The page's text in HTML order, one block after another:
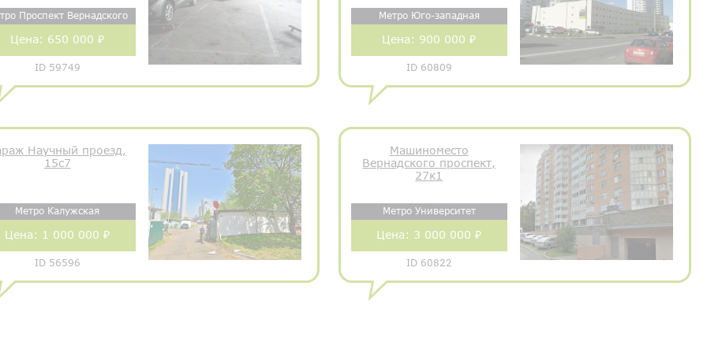
Проспект Вернадского
Цена: 650 000 ₽
ID 59749
Метро Юго-западная
Цена: 900 000 ₽
ID 60809
Научный проезд,
15с7
Метро Калужская
Цена: 1 000 000 ₽
ID 56596
Машиноместо
Вернадского проспект,
27к1
Метро Университет
Цена: 3 000 000 ₽
ID 60822